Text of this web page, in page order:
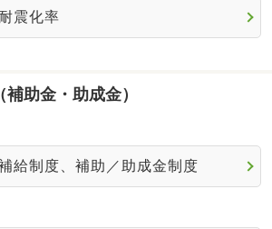
震化率
助金・助成金）
給制度、補助／助成金制度